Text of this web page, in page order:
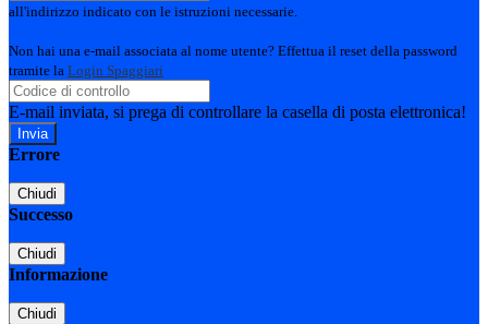
all'indirizzo indicato con le istruzioni necessarie.
Non hai una e-mail associata al nome utente? Effettua il reset della password
tramite la Login Spaggiari
E-mail inviata, si prega di controllare la casella di posta elettronica!
Errore
Chiudi
Successo
Chiudi
Informazione
Chiudi